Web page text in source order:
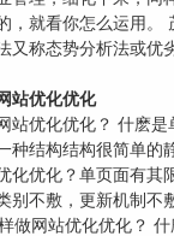
，就看你怎么运用。
又称态势分析法或优
站优化优化
站优化优化？ 什麽是
种结构结构很简单的
化优化？单页面有其
别不敷，更新机制不
做网站优化优化？